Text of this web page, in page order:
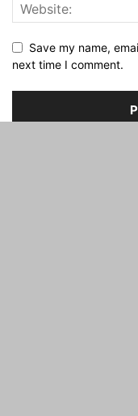
Save my name,
next time I comment.